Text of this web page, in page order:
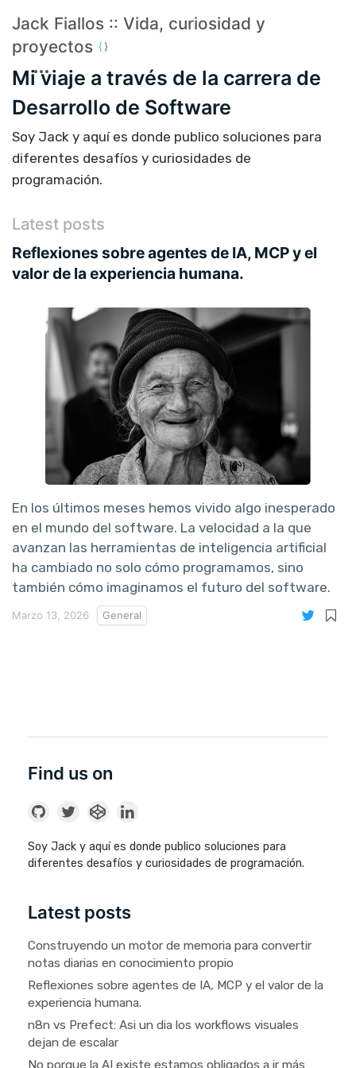
Jack Fiallos :: Vida, curiosidad y
proyectos
Mi viaje a través de la carrera de
Desarrollo de Software
Soy Jack y aquí es donde publico soluciones para
diferentes desafíos y curiosidades de
programación.
Latest posts
Reflexiones sobre agentes de IA, MCP y el
valor de la experiencia humana.
En los últimos meses hemos vivido algo inesperado
en el mundo del software. La velocidad a la que
avanzan las herramientas de inteligencia artificial
ha cambiado no solo cómo programamos, sino
también cómo imaginamos el futuro del software.
Marzo 13, 2026 General
Find us on
Soy Jack y aquí es donde publico soluciones para
diferentes desafíos y curiosidades de programación.
Latest posts
Construyendo un motor de memoria para convertir
notas diarias en conocimiento propio
Reflexiones sobre agentes de IA, MCP y el valor de la
experiencia humana.
n8n vs Prefect: Asi un dia los workflows visuales
dejan de escalar
No porque la AI existe estamos obligados a ir más